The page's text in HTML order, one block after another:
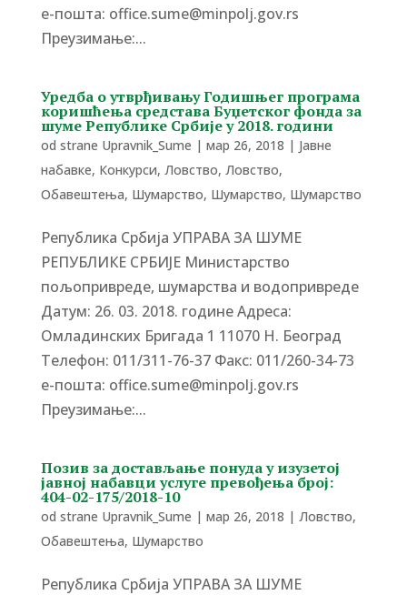
е-пошта: office.sume@minpolj.gov.rs
Преузимање:...
Уредба о утврђивању Годишњег програма
коришћења средстава Буџетског фонда за
шуме Републике Србије у 2018. години
od strane Upravnik_Sume | мар 26, 2018 | Јавне
набавке, Конкурси, Ловство, Ловство,
Обавештења, Шумарство, Шумарство, Шумарство
Република Србија УПРАВА ЗА ШУМЕ
РЕПУБЛИКЕ СРБИЈЕ Министарство
пољопривреде, шумарства и водопривреде
Датум: 26. 03. 2018. године Адреса:
Омладинских Бригада 1 11070 Н. Београд
Tелефон: 011/311-76-37 Факс: 011/260-34-73
е-пошта: office.sume@minpolj.gov.rs
Преузимање:...
Позив за достављање понуда у изузетој
јавној набавци услуге превођења број:
404-02-175/2018-10
od strane Upravnik_Sume | мар 26, 2018 | Ловство,
Обавештења, Шумарство
Република Србија УПРАВА ЗА ШУМЕ